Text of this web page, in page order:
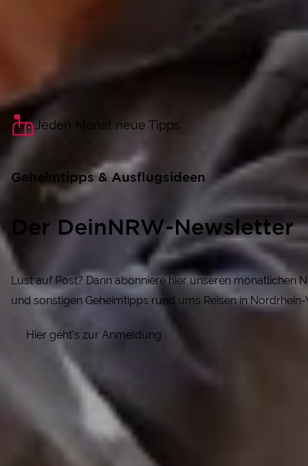
Jeden Monat neue Tipps
Geheimtipps & Ausflugsideen
Der DeinNRW-Newsletter
Lust auf Post? Dann abonniere hier unseren monatlichen
und sonstigen Geheimtipps rund ums Reisen in
Hier geht's zur Anmeldung